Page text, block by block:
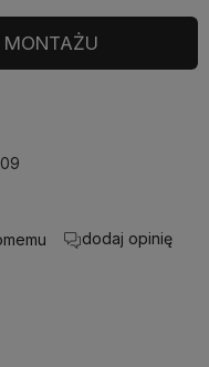
dodaj opinię